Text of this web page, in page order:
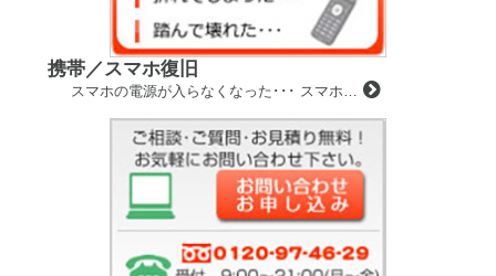
携帯／スマホ復旧
スマホの電源が入らなくなった･･･ スマホ…